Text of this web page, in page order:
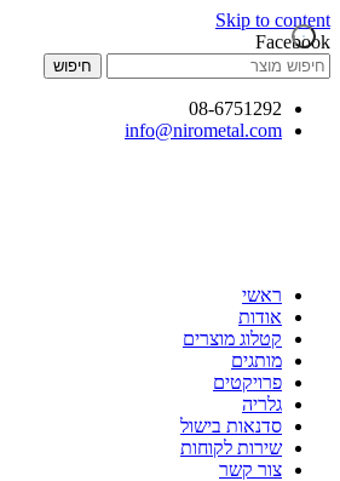
Skip to content
Facebook
חיפוש
08-6751292
info@nirometal.com
ראשי
אודות
קטלוג מוצרים
מותגים
פרויקטים
גלריה
סדנאות בישול
שירות לקוחות
צור קשר